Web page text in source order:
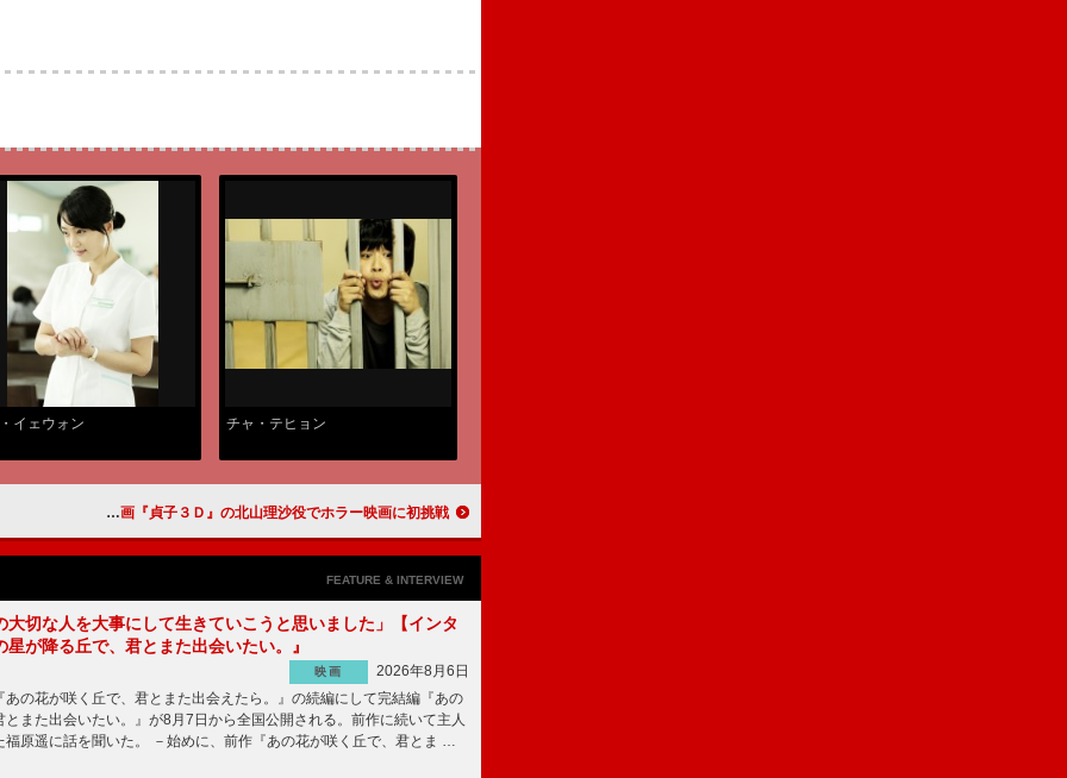
イェウォン チャ・テヒョン
高良光莉さん 映画『貞子３Ｄ』の北山理沙役でホラー映画に初挑戦
FEATURE & INTERVIEW
大切な人を大事にして生きていこうと思いました」【インタ
星が降る丘で、君とまた出会いたい。』
映画
2026年8月6日
の花が咲く丘で、君とまた出会えたら。』の続編にして完結編『あの
とまた出会いたい。』が8月7日から全国公開される。前作に続いて主人
福原遥に話を聞いた。 －始めに、前作『あの花が咲く丘で、君とま …